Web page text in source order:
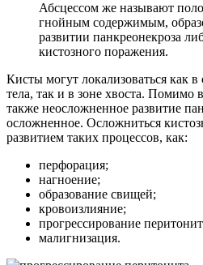
Абсцессом же называют
гнойным содержимым,
развитии панкреонекроза
кистозного поражения.
Кисты могут локализоваться как
тела, так и в зоне хвоста. Помимо
также неосложненное развитие
осложненное. Осложниться
развитием таких процессов, как:
перфорация;
нагноение;
образование свищей;
кровоизлияние;
прогрессирование
малигнизация.